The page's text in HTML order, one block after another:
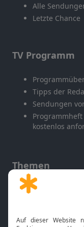
Alle
Letzte Chance
TV Programm
Tipps der
Sendungen
Programmheft
kostenlos
Themen
Gott und Bibel